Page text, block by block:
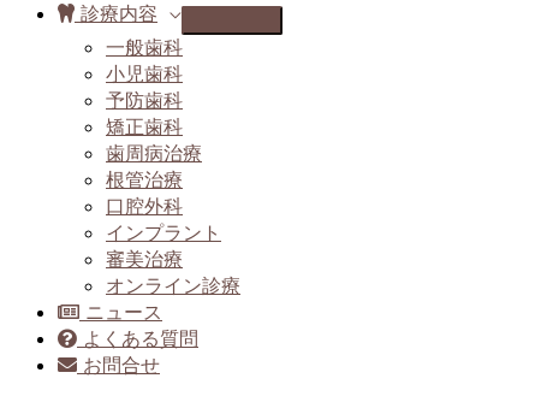
診療内容
一般歯科
小児歯科
予防歯科
矯正歯科
歯周病治療
根管治療
口腔外科
インプラント
審美治療
オンライン診療
ニュース
よくある質問
お問合せ